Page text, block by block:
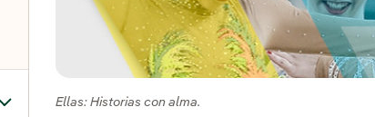
Alternar el submenú para Cadena de valor sostenible
Ellas: Historias con alma.